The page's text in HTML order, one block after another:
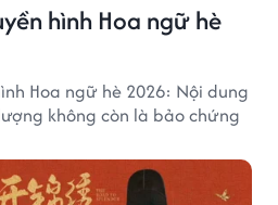
hình Hoa ngữ hè
Hoa ngữ hè 2026: Nội dung
không còn là bảo chứng